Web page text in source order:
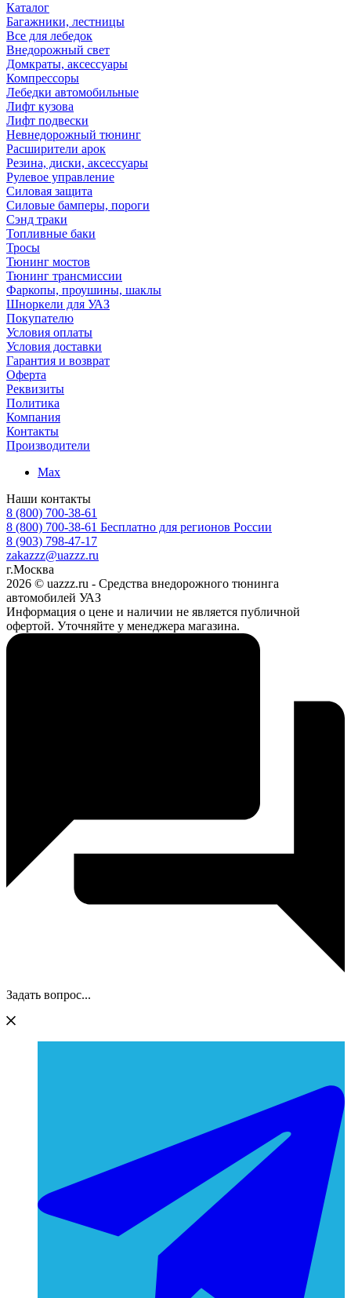
Каталог
Багажники, лестницы
Все для лебедок
Внедорожный свет
Домкраты, аксессуары
Компрессоры
Лебедки автомобильные
Лифт кузова
Лифт подвески
Невнедорожный тюнинг
Расширители арок
Резина, диски, аксессуары
Рулевое управление
Силовая защита
Силовые бамперы, пороги
Сэнд траки
Топливные баки
Тросы
Тюнинг мостов
Тюнинг трансмиссии
Фаркопы, проушины, шаклы
Шноркели для УАЗ
Покупателю
Условия оплаты
Условия доставки
Гарантия и возврат
Оферта
Реквизиты
Политика
Компания
Контакты
Производители
Max
Наши контакты
8 (800) 700-38-61
8 (800) 700-38-61 Бесплатно для регионов России
8 (903) 798-47-17
zakazzz@uazzz.ru
г.Москва
2026 © uazzz.ru - Средства внедорожного тюнинга
автомобилей УАЗ
Информация о цене и наличии не является публичной
офертой. Уточняйте у менеджера магазина.
Задать вопрос...